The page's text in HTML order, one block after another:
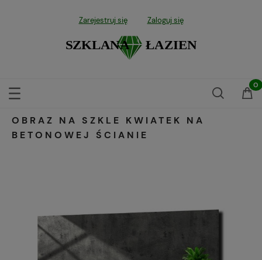
Zarejestruj się Zaloguj się
OBRAZ NA SZKLE KWIATEK NA
BETONOWEJ ŚCIANIE